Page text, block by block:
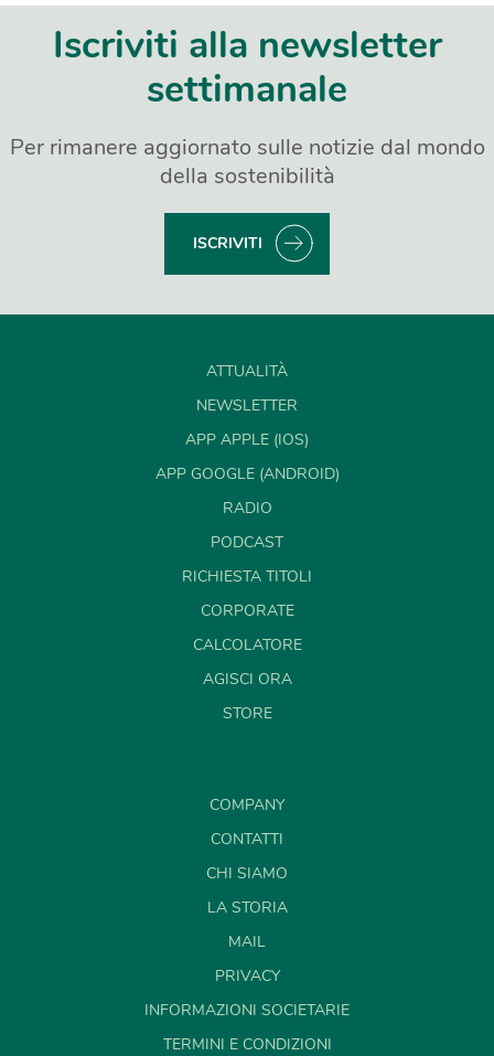
Iscriviti alla newsletter
settimanale
Per rimanere aggiornato sulle notizie dal mondo
della sostenibilità
ISCRIVITI
ATTUALITÀ
NEWSLETTER
APP APPLE (IOS)
APP GOOGLE (ANDROID)
RADIO
PODCAST
RICHIESTA TITOLI
CORPORATE
CALCOLATORE
AGISCI ORA
STORE
COMPANY
CONTATTI
CHI SIAMO
LA STORIA
MAIL
PRIVACY
INFORMAZIONI SOCIETARIE
TERMINI E CONDIZIONI